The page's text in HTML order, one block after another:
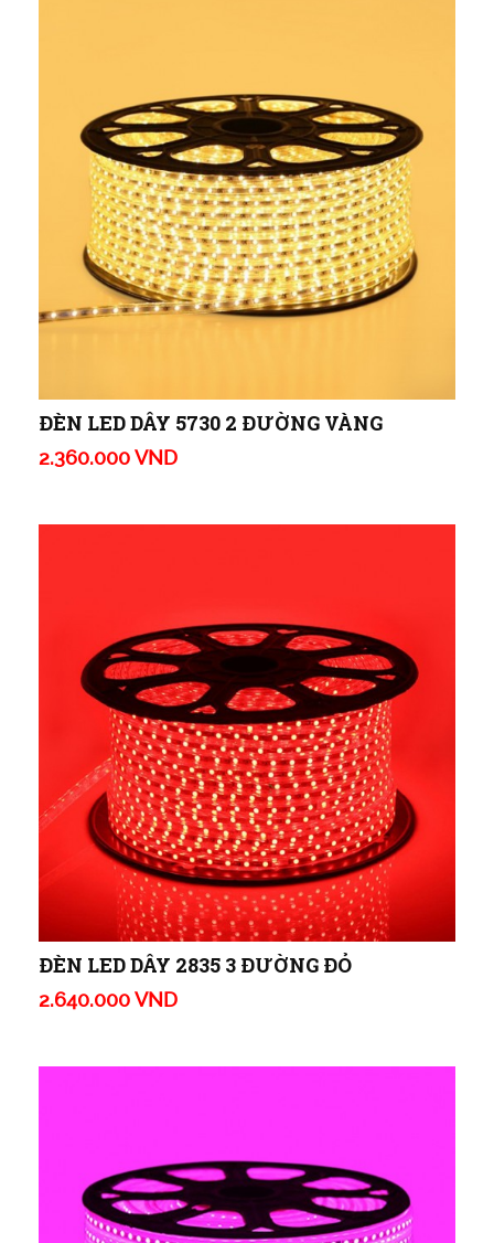
ĐÈN LED DÂY 5730 2 ĐƯỜNG VÀNG
2.360.000 VND
ĐÈN LED DÂY 2835 3 ĐƯỜNG ĐỎ
2.640.000 VND